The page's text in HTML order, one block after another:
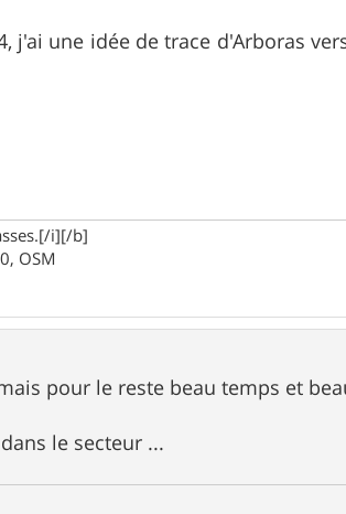
j'ai une idée de trace d'Arboras
i][/b]
OSM
pour le reste beau temps et
le secteur ...